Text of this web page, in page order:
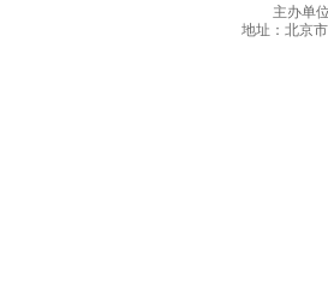
主办单
地址：北京